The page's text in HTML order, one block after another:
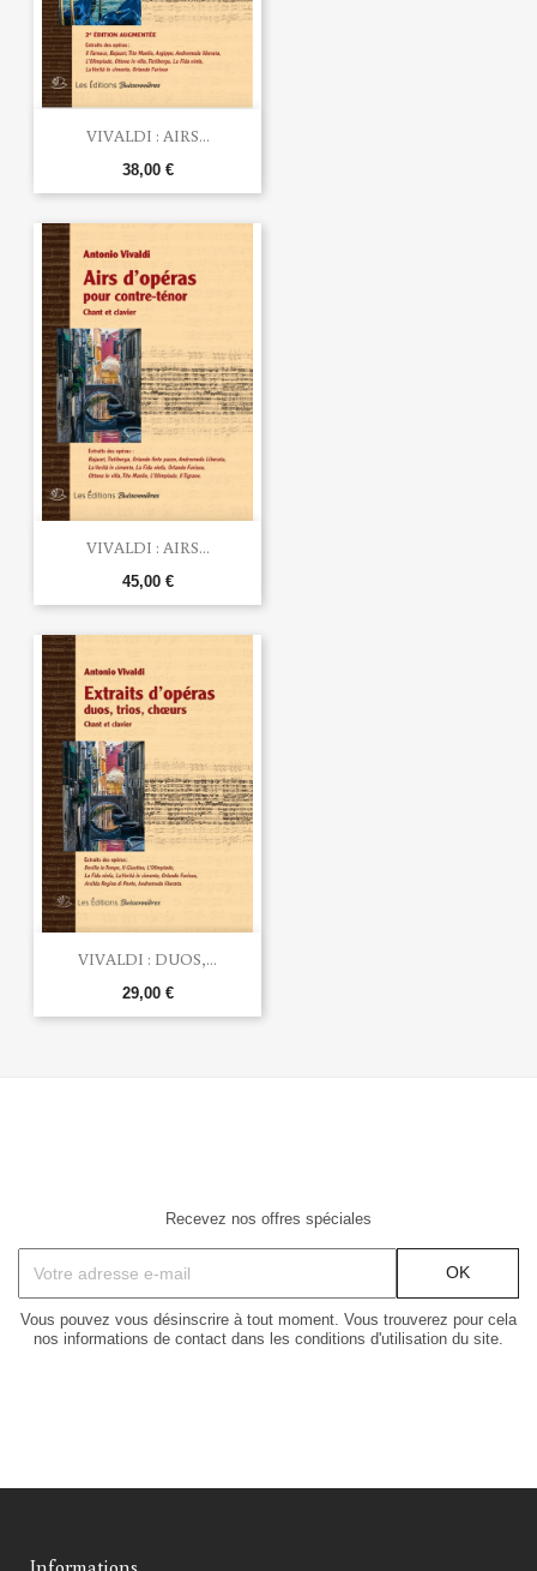
VIVALDI : AIRS...
38,00 €
VIVALDI : AIRS...
45,00 €
VIVALDI : DUOS,...
29,00 €
Recevez nos offres spéciales
Vous pouvez vous désinscrire à tout moment. Vous trouverez pour cela
nos informations de contact dans les conditions d'utilisation du site.
Informations